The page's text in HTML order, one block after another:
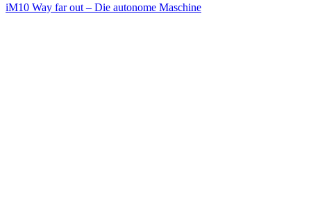
iM10 Way far out – Die autonome Maschine